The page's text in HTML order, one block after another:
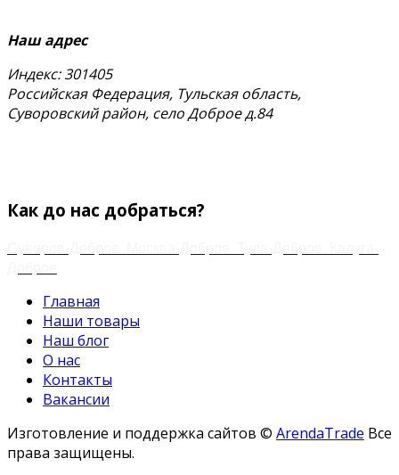
Наш адрес
Индекс: 301405
Российская Федерация, Тульская область,
Суворовский район, село Доброе д.84
Как до нас добраться?
Главная
Наши товары
Наш блог
О нас
Контакты
Вакансии
Изготовление и поддержка сайтов © ArendaTrade Все
права защищены.